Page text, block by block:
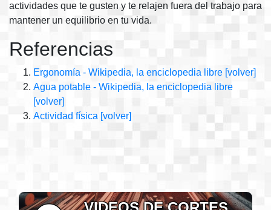
actividades que te gusten y te relajen fuera del trabajo para
mantener un equilibrio en tu vida.
Referencias
Ergonomía - Wikipedia, la enciclopedia libre [volver]
Agua potable - Wikipedia, la enciclopedia libre
[volver]
Actividad física [volver]